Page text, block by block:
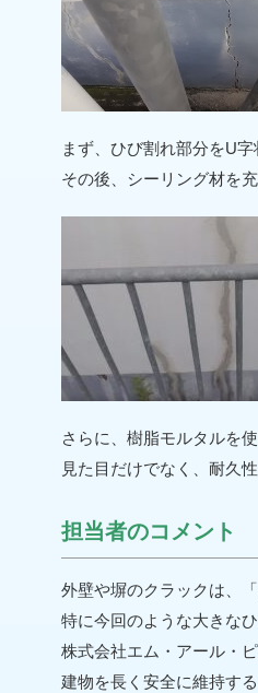
まず、ひび割れ部分をU
その後、シーリング材を
さらに、樹脂モルタルを
見た目だけでなく、耐久
担当者のコメント
外壁や塀のクラックは、
特に今回のような大きな
株式会社エム・アール・
建物を長く安全に維持す